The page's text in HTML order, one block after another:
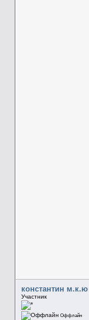
константин м.к.ю
Участник
Оффлайн